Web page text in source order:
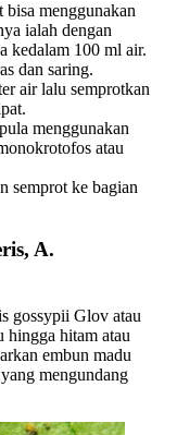
menggunakan
ialah dengan
kedalam 100 ml air.
dan saring.
air lalu semprotkan
menggunakan
atau
semprot ke bagian
A.
gossypii Glov atau
hitam atau
embun madu
mengundang